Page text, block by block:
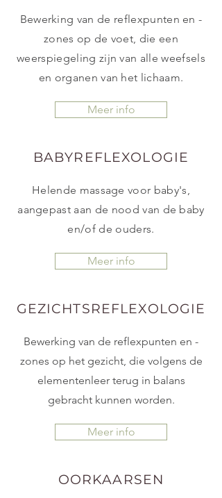
Bewerking van de reflexpunten en -
zones op de voet, die een
weerspiegeling zijn van alle weefsels
en organen van het lichaam.
Meer info
BABYREFLEXOLOGIE
Helende massage voor baby's,
aangepast aan de nood van de baby
en/of de ouders.
Meer info
GEZICHTSREFLEXOLOGIE
Bewerking van de reflexpunten en -
zones op het gezicht, die volgens de
elementenleer terug in balans
gebracht kunnen worden.
Meer info
OORKAARSEN